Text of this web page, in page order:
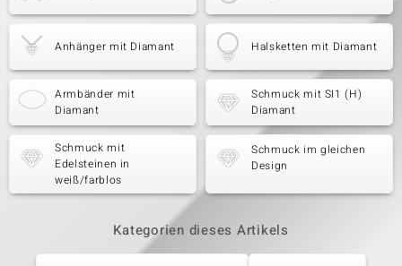
Anhänger mit Diamant Halsketten mit Diamant
Armbänder mit
Diamant
Schmuck mit SI1 (H)
Diamant
Schmuck mit
Edelsteinen in
weiß/farblos
Schmuck im gleichen
Design
Kategorien dieses Artikels